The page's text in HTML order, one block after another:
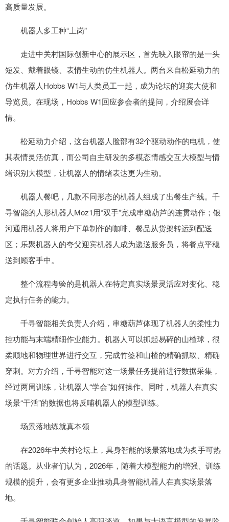
高质量发展。
机器人多工种“上岗”
走进中关村国际创新中心的展示区，首先映入眼帘的是一头
短发、戴着眼镜、表情生动的仿生机器人。两台来自松延动力的
仿生机器人Hobbs W1与人类员工一起，成为论坛的迎宾大使和
导览员。在现场，Hobbs W1回应参会者的提问，介绍展会详
情。
松延动力介绍，这台机器人脸部有32个驱动动作的电机，使
其表情灵活仿真，而公司自主研发的多模态情感交互大模型与情
绪识别大模型，让机器人的情绪表达更为生动。
机器人餐吧，几款不同形态的机器人组成了出餐生产线。千
寻智能的人形机器人Moz1用“双手”完成串糖葫芦的连贯动作；银
河通用机器人将用户下单制作的咖啡、餐品从货架转运到配送
区；乐聚机器人的夸父迎宾机器人成为递送服务员，将餐点平稳
送到顾客手中。
整个流程考验的是机器人在特定真实场景灵活应对变化、稳
定执行任务的能力。
千寻智能相关负责人介绍，串糖葫芦体现了机器人的柔性力
控功能与末端精细作业能力。机器人可以抓起易碎的山楂球，很
柔顺地和物理世界进行交互，完成竹签和山楂的精确抓取、精确
穿刺。对方介绍，千寻智能对这一场景任务提前进行数据采集，
经过两周训练，让机器人“学会”如何操作。同时，机器人在真实
场景“干活”的数据也将反哺机器人的模型训练。
场景落地练就真本领
在2026年中关村论坛上，具身智能的场景落地成为炙手可热
的话题。从业者们认为，2026年，随着大模型能力的增强、训练
规模的提升，会有更多企业推动具身智能机器人在真实场景落
地。